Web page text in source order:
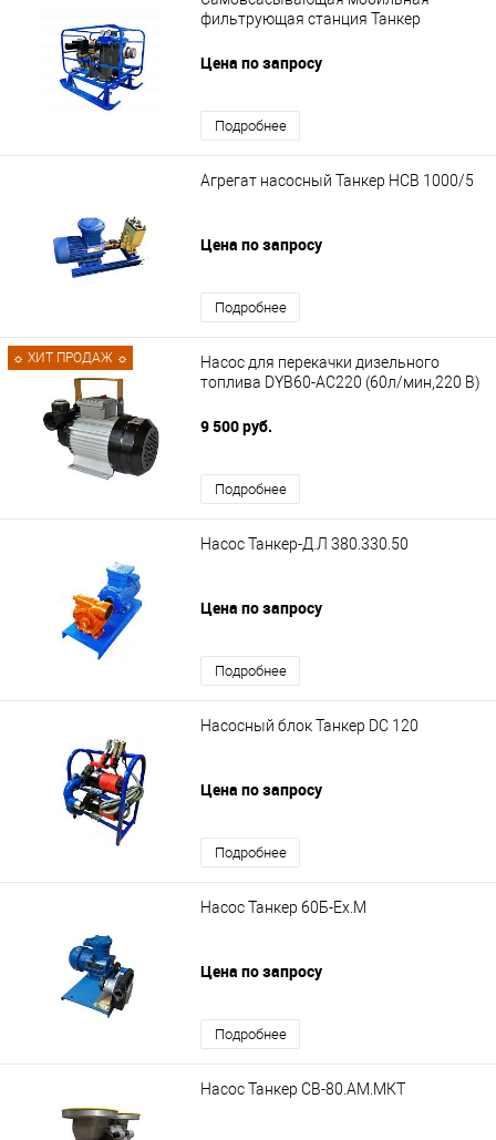
фильтрующая станция Танкер
Цена по запросу
Подробнее
Агрегат насосный Танкер НСВ 1000/5
Цена по запросу
Подробнее
☼ ХИТ ПРОДАЖ ☼
Насос для перекачки дизельного
топлива DYB60-AC220 (60л/мин,220 В)
9 500 руб.
Подробнее
Насос Танкер-Д.Л 380.330.50
Цена по запросу
Подробнее
Насосный блок Танкер DС 120
Цена по запросу
Подробнее
Насос Танкер 60Б-Ex.М
Цена по запросу
Подробнее
Насос Танкер СВ-80.АМ.МКТ